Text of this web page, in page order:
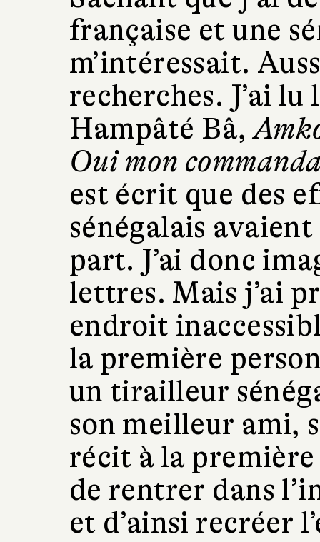
française et une
m’intéressait.
recherches. J’ai lu
Hampâté Bâ,
Oui mon
est écrit que des
sénégalais
part. J’ai donc
lettres. Mais j’ai
endroit
la première
un tirailleur
son meilleur ami,
récit à la première
de rentrer dans
et d’ainsi recréer